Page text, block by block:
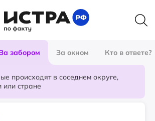
забором За окном Кто в ответе?
происходят в соседнем округе,
или стране